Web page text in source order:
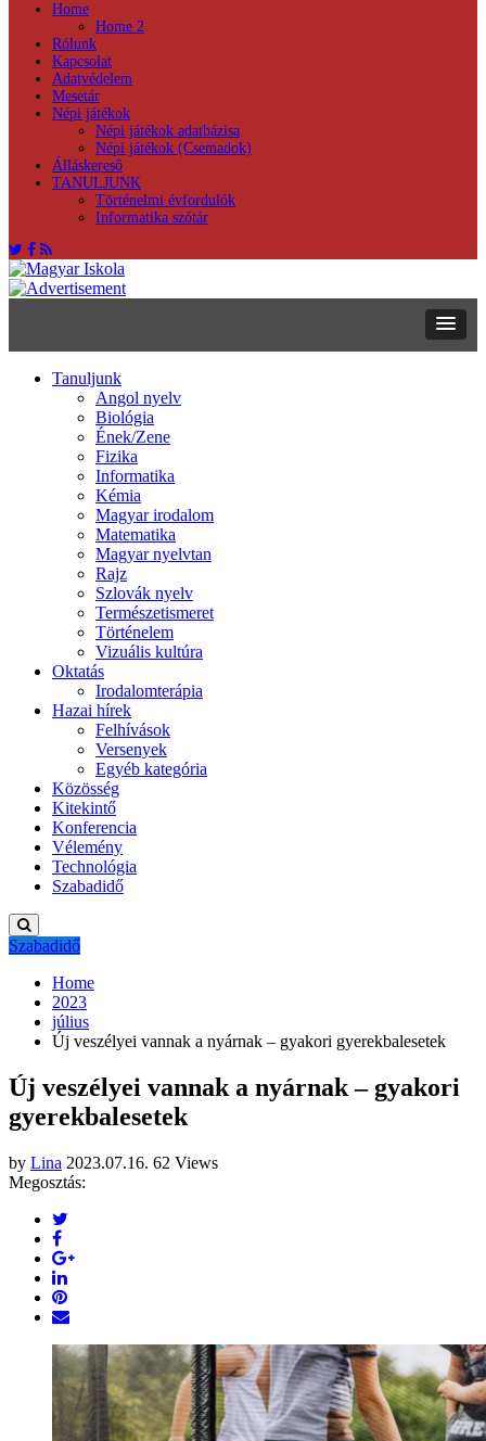
Home
Home 2
Rólunk
Kapcsolat
Adatvédelem
Mesetár
Népi játékok
Népi játékok adatbázisa
Népi játékok (Csemadok)
Álláskereső
TANULJUNK
Történelmi évfordulók
Informatika szótár
Tanuljunk
Angol nyelv
Biológia
Ének/Zene
Fizika
Informatika
Kémia
Magyar irodalom
Matematika
Magyar nyelvtan
Rajz
Szlovák nyelv
Természetismeret
Történelem
Vizuális kultúra
Oktatás
Irodalomterápia
Hazai hírek
Felhívások
Versenyek
Egyéb kategória
Közösség
Kitekintő
Konferencia
Vélemény
Technológia
Szabadidő
Szabadidő
Home
2023
július
Új veszélyei vannak a nyárnak – gyakori gyerekbalesetek
Új veszélyei vannak a nyárnak – gyakori
gyerekbalesetek
by Lina 2023.07.16. 62 Views
Megosztás: